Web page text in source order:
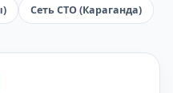
Сеть СТО (Караганда)